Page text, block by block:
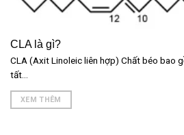
CLA là gì?
CLA (Axit Linoleic liên hợp) Chất béo bao
tất...
XEM THÊM